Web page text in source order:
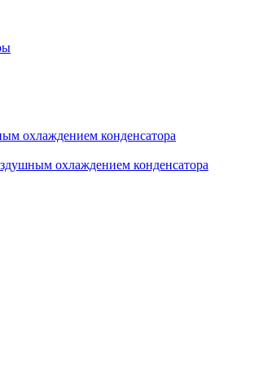
охлаждением конденсатора
охлаждением конденсатора